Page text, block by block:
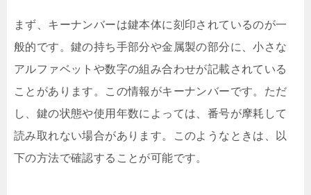
まず、キーナンバーは鍵本体に刻印されているのが一
般的です。鍵の持ち手部分や金属製の部分に、小さな
アルファベットや数字の組み合わせが記載されている
ことがあります。この情報がキーナンバーです。ただ
し、鍵の状態や使用年数によっては、番号が摩耗して
読み取れない場合があります。このようなときは、以
下の方法で確認することが可能です。